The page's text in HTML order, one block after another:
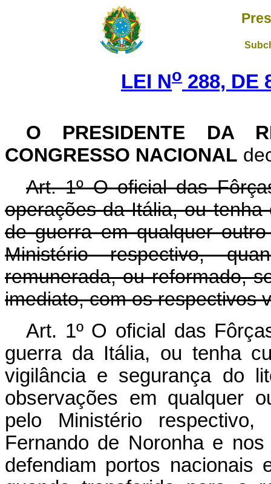
LEI No 288, DE
O PRESIDENTE DA
CONGRESSO NACIONAL
Art. 1º O oficial das
operações da Itália, ou
de guerra em qualquer
Ministério respectivo,
remunerada, ou reformado,
imediato, com os respectivos
Art. 1º O oficial das
guerra da Itália, ou tenha
vigilância e segurança do
observações em qualquer
pelo Ministério
Fernando de Noronha e
defendiam portos nacionais